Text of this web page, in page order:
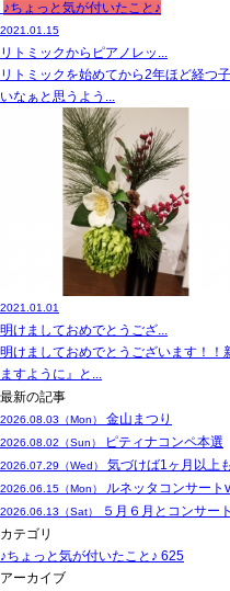
♪ちょっと気が付いたこと♪
2021.01.15
リトミックからピアノレッ...
リトミックを始めてから2年ほど経つ
いなぁと思うよう...
2021.01.01
明けましておめでとうござ...
明けましておめでとうございます！！
ますように』と...
最新の記事
2026.08.03（Mon） 金山まつり
2026.08.02（Sun） ピティナコンペ本選
2026.07.29（Wed） 気づけば1ヶ月以
2026.06.15（Mon） ルネッタコンサート
2026.06.13（Sat）
５月６月とコンサ
カテゴリ
♪ちょっと気が付いたこと♪ 625
アーカイブ